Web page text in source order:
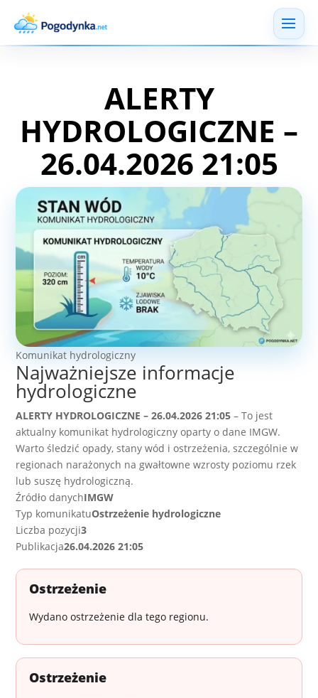
ALERTY
HYDROLOGICZNE –
26.04.2026 21:05
Komunikat hydrologiczny
Najważniejsze informacje
hydrologiczne
ALERTY HYDROLOGICZNE – 26.04.2026 21:05 – To jest
aktualny komunikat hydrologiczny oparty o dane IMGW.
Warto śledzić opady, stany wód i ostrzeżenia, szczególnie w
regionach narażonych na gwałtowne wzrosty poziomu rzek
lub suszę hydrologiczną.
Źródło danychIMGW
Typ komunikatuOstrzeżenie hydrologiczne
Liczba pozycji3
Publikacja26.04.2026 21:05
Ostrzeżenie
Wydano ostrzeżenie dla tego regionu.
Ostrzeżenie